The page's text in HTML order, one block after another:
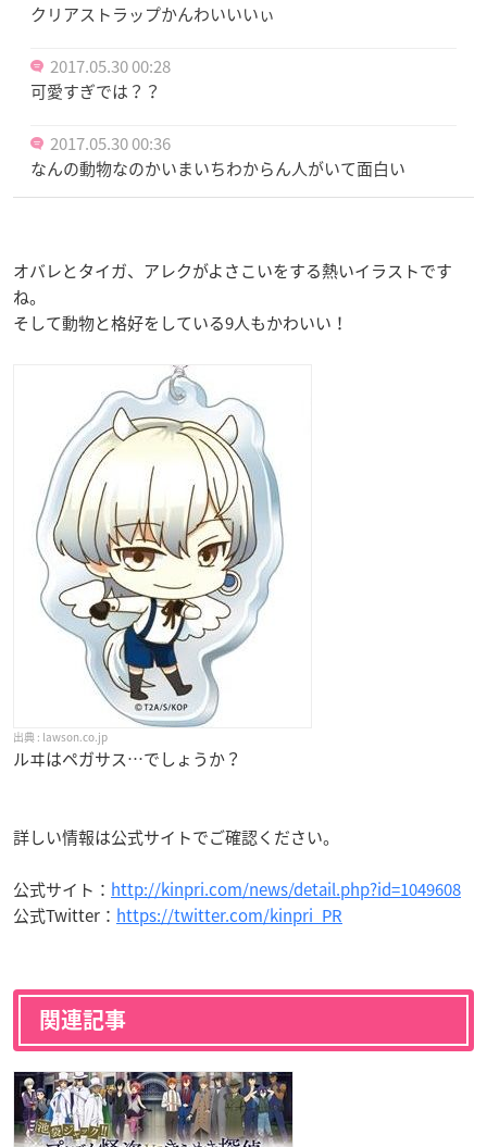
クリアストラップかんわいいいぃ
2017.05.30 00:28
可愛すぎでは？？
2017.05.30 00:36
なんの動物なのかいまいちわからん人がいて面白い
オバレとタイガ、アレクがよさこいをする熱いイラストです
ね。
そして動物と格好をしている9人もかわいい！
lawson.co.jp
ルヰはペガサス…でしょうか？
詳しい情報は公式サイトでご確認ください。
公式サイト： http://kinpri.com/news/detail.php?id=1049608
公式Twitter： https://twitter.com/kinpri_PR
関連記事